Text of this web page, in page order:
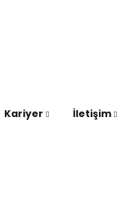
Kariyer İletişim